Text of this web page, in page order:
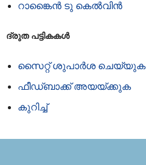
റാങ്കൈൻ ടു കെൽ‌വിൻ
ദ്രുത പട്ടികകൾ
സൈറ്റ് ശുപാർശ ചെയ്യുക
ഫീഡ്‌ബാക്ക് അയയ്‌ക്കുക
കുറിച്ച്